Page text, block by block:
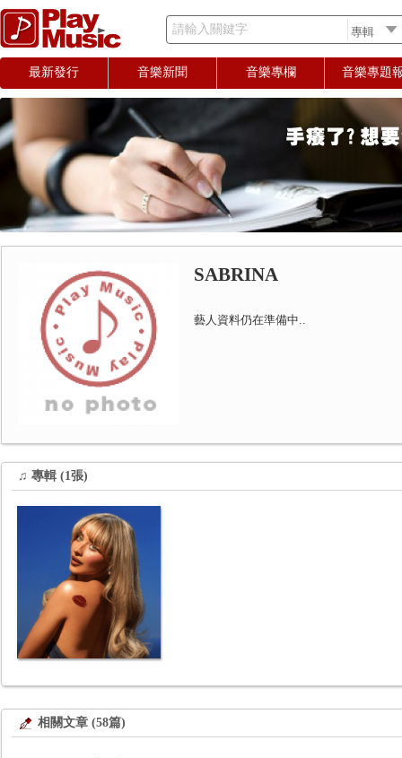
請輸入關鍵字
最新發行 音樂新聞 音樂專欄 音樂專題
SABRINA
藝人資料仍在準備中..
♫ 專輯 (1張)
相關文章 (58篇)